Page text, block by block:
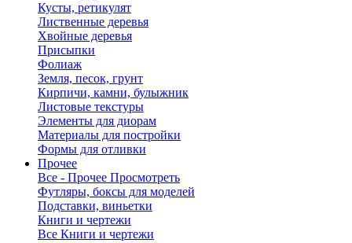
Кусты, ретикулят
Лиственные деревья
Хвойные деревья
Присыпки
Фолиаж
Земля, песок, грунт
Кирпичи, камни, булыжник
Листовые текстуры
Элементы для диорам
Материалы для постройки
Формы для отливки
Прочее
Все - Прочее Просмотреть
Футляры, боксы для моделей
Подставки, виньетки
Книги и чертежи
Все Книги и чертежи